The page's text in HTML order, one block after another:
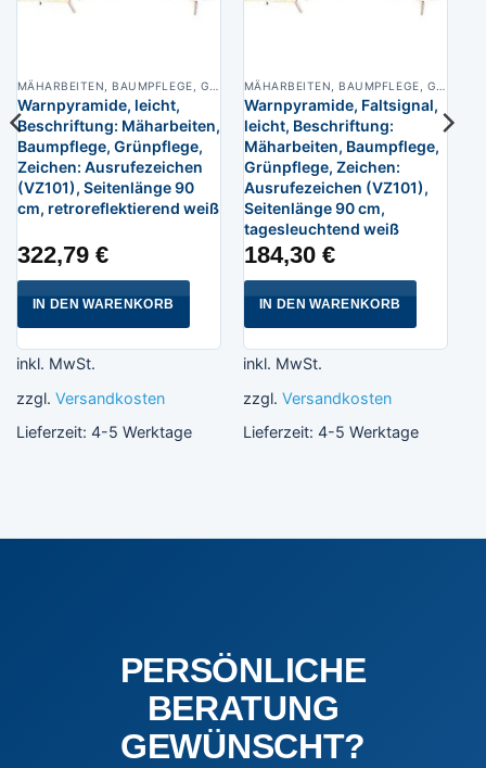
Warnpyramide, leicht,
Beschriftung: Mäharbeiten,
Baumpflege, Grünpflege,
Zeichen: Ausrufezeichen
(VZ101), Seitenlänge 90
cm, retroreflektierend weiß
322,79 €
IN DEN WARENKORB
inkl. MwSt.
zzgl. Versandkosten
Lieferzeit: 4-5 Werktage
Warnpyramide, Faltsignal,
leicht, Beschriftung:
Mäharbeiten, Baumpflege,
Grünpflege, Zeichen:
Ausrufezeichen (VZ101),
Seitenlänge 90 cm,
tagesleuchtend weiß
184,30 €
IN DEN WARENKORB
inkl. MwSt.
zzgl. Versandkosten
Lieferzeit: 4-5 Werktage
PERSÖNLICHE
BERATUNG
GEWÜNSCHT?